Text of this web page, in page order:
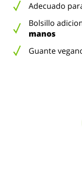
Adecuado
Bolsillo
manos
Guante